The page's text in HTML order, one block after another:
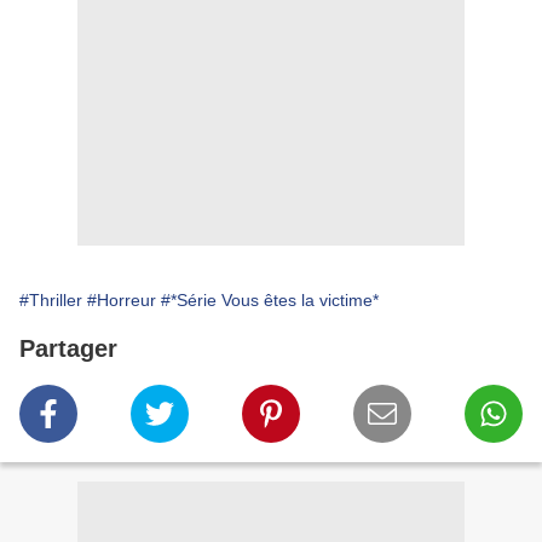
#Thriller #Horreur #*Série Vous êtes la victime*
Partager